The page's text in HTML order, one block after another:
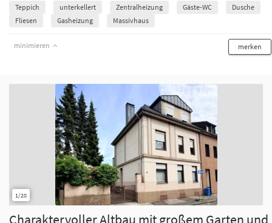
Teppich unterkellert Zentralheizung Gäste-WC
Dusche
Fliesen
Gasheizung Massivhaus
minimieren merken
1/20
Charaktervoller Altbau mit großem Garten und